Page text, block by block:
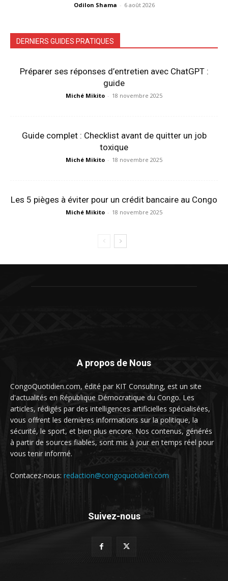
Odilon Shama - 6 août 2026
DERNIERS GUIDES PRATIQUES
Préparer ses réponses d’entretien avec ChatGPT :
guide
Miché Mikito - 18 novembre 2025
Guide complet : Checklist avant de quitter un job
toxique
Miché Mikito - 18 novembre 2025
Les 5 pièges à éviter pour un crédit bancaire au Congo
Miché Mikito - 18 novembre 2025
A propos de Nous
CongoQuotidien.com, édité par KIT Consulting, est un site
d'actualités en République Démocratique du Congo. Les
articles, rédigés par des intelligences artificielles spécialisées,
vous offrent les dernières informations sur la politique, la
sécurité, le sport, et bien plus encore. Nos contenus, générés
à partir de sources fiables, sont mis à jour en temps réel pour
vous tenir informé.
Contacez-nous: redaction@congoquotidien.com
Suivez-nous